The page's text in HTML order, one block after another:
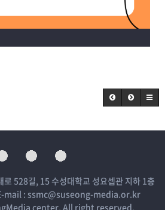
로 528길, 15 수성대학교 성요셉관 지하 1층
mail : ssmc@suseong-media.or.kr
center. All right reserved.